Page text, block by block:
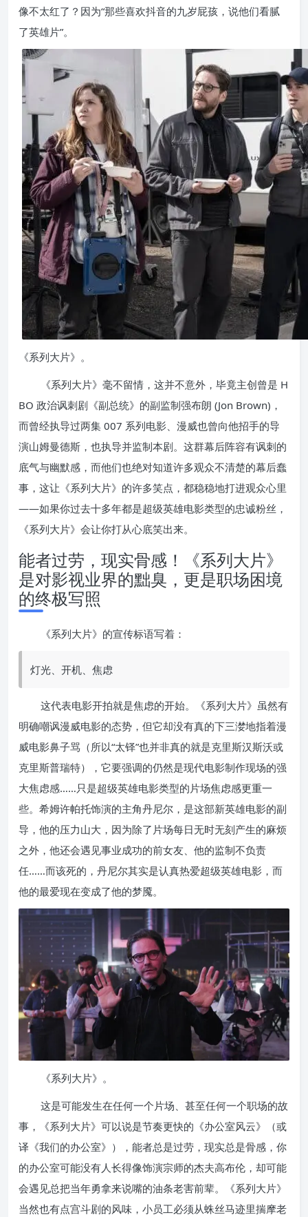
像不太红了？因为“那些喜欢抖音的九岁屁孩，说他们看腻
了英雄片”。
《系列大片》。
《系列大片》毫不留情，这并不意外，毕竟主创曾是 H
BO 政治讽刺剧《副总统》的副监制强布朗 (Jon Brown)，
而曾经执导过两集 007 系列电影、漫威也曾向他招手的导
演山姆曼德斯，也执导并监制本剧。这群幕后阵容有讽刺的
底气与幽默感，而他们也绝对知道许多观众不清楚的幕后蠢
事，这让《系列大片》的许多笑点，都稳稳地打进观众心里
——如果你过去十多年都是超级英雄电影类型的忠诚粉丝，
《系列大片》会让你打从心底笑出来。
能者过劳，现实骨感！《系列大片》
是对影视业界的黜臭，更是职场困境
的终极写照
《系列大片》的宣传标语写着：
灯光、开机、焦虑
这代表电影开拍就是焦虑的开始。《系列大片》虽然有
明确嘲讽漫威电影的态势，但它却没有真的下三漤地指着漫
威电影鼻子骂（所以“太铎”也并非真的就是克里斯汉斯沃或
克里斯普瑞特），它要强调的仍然是现代电影制作现场的强
大焦虑感……只是超级英雄电影类型的片场焦虑感更重一
些。希姆许帕托饰演的主角丹尼尔，是这部新英雄电影的副
导，他的压力山大，因为除了片场每日无时无刻产生的麻烦
之外，他还会遇见事业成功的前女友、他的监制不负责
任……而该死的，丹尼尔其实是认真热爱超级英雄电影，而
他的最爱现在变成了他的梦魇。
《系列大片》。
这是可能发生在任何一个片场、甚至任何一个职场的故
事，《系列大片》可以说是节奏更快的《办公室风云》（或
译《我们的办公室》），能者总是过劳，现实总是骨感，你
的办公室可能没有人长得像饰演宗师的杰夫高布伦，却可能
会遇见总把当年勇拿来说嘴的油条老害前辈。《系列大片》
当然也有点宫斗剧的风味，小员工必须从蛛丝马迹里揣摩老